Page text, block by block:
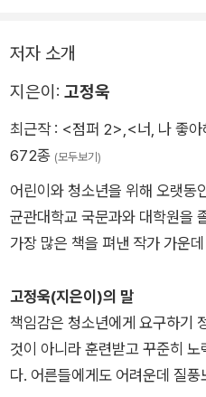
계의 책임감이란 것이다.
고정욱 작가는 냉철한 지성과
멀티태스킹 스토리텔러 작가이
리텔러로서 작가는 마치 ‘스토
전대 삼아 글을 쓰고, 글을 통해
야기로 자연스럽게 안내하고 있
는 최고의 묘미는 바로 ‘스토리
정욱 작가의 실제 이야기가 숨어
를 더해준다. ‘스토리 속 스토리’
리텔링 버스』인지 알게 될 것이
작가는 말한다. 어쩌면 우리의
화풀이하는 심정으로 충동적인
은 잠시, 버스를 타고 여행 가던
도로에 고립된다. 버스 안에 남
다리며 지루한 시간을 견디기
기를 풀어놓기로 한다. 지강과
펼쳐진다.
‘스토리텔링 버스’는 가족으로
로가 되어줄까? 아이들은 방황
한 이야기.
저자 소개
지은이: 고정욱
최근작 : <점퍼 2>,<너, 나 좋
672종 (모두보기)
어린이와 청소년을 위해 오랫동
균관대학교 국문과와 대학원을
가장 많은 책을 펴낸 작가 가운
《아주 특별한 우리 형》 등 수많
았다. 일 년에 300회가 넘는 강
한 동화를 많이 발표했어요. 몸
상처 주는 말 때문에 힘들었던
고정욱(지은이)의 말
책임감은 청소년에게 요구하기
것이 아니라 훈련받고 꾸준히
다. 어른들에게도 어려운데 질